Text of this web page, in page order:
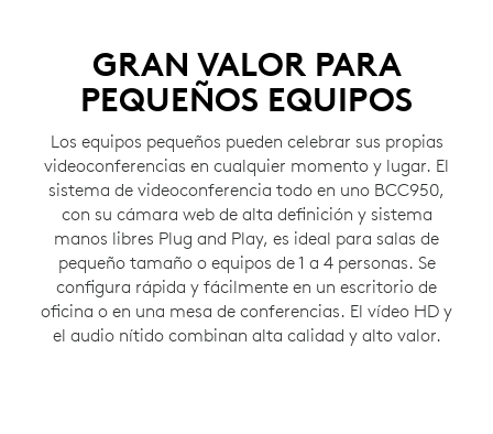
GRAN VALOR PARA
PEQUEÑOS EQUIPOS
Los equipos pequeños pueden celebrar sus propias
videoconferencias en cualquier momento y lugar. El
sistema de videoconferencia todo en uno BCC950,
con su cámara web de alta definición y sistema
manos libres Plug and Play, es ideal para salas de
pequeño tamaño o equipos de 1 a 4 personas. Se
configura rápida y fácilmente en un escritorio de
oficina o en una mesa de conferencias. El vídeo HD y
el audio nítido combinan alta calidad y alto valor.